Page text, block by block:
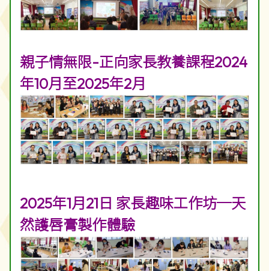
親子情無限-正向家長教養課程2024
年10月至2025年2月
2025年1月21日 家長趣味工作坊─天
然護唇膏製作體驗